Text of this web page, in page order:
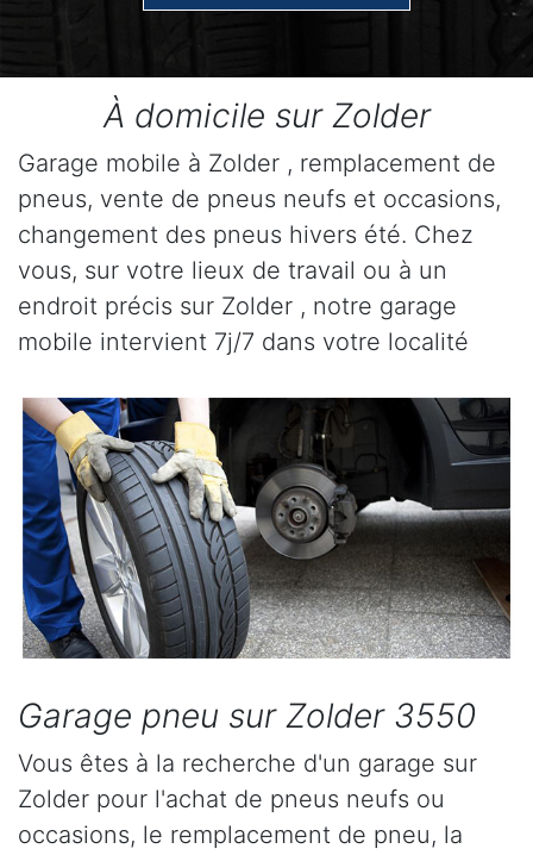
À domicile sur Zolder
Garage mobile à Zolder , remplacement de
pneus, vente de pneus neufs et occasions,
changement des pneus hivers été. Chez
vous, sur votre lieux de travail ou à un
endroit précis sur Zolder , notre garage
mobile intervient 7j/7 dans votre localité
Garage pneu sur Zolder 3550
Vous êtes à la recherche d'un garage sur
Zolder pour l'achat de pneus neufs ou
occasions, le remplacement de pneu, la